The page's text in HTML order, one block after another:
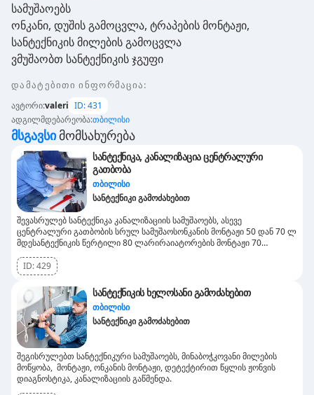
სამუშაოებს
ონკანი, დუშის გამოცვლა, ტრაპების მონტაჟი,
სანტექნიკის მილების გამოცვლა
ვმუშაობთ სანტექნიკის ჯგუფი
დამატებითი ინფორმაცია:
ავტორი:valeri ID:431
ადგილმდებარეობა:თბილისი
Მსგავსი Მომსახურება
სანტექნიკა, კანალიზაცია ცენტრალური
გათბობა
თბილისი
სანტექნიკი გამოძახებით
შევასრულებ სანტექნიკა კანალიზაციის სამუშაოებს, ასევე
ცენტრალური გათბობის სრულ სამუშაოსონკანის მონტაჟი 50 დან 70 ლ
მდესანტექნიკის წერტილი 80 ლარირაიატორების მონტაჟი 70
ლარი
ID:429
სანტექნიკის ხელოსანი გამოძახებით
თბილისი
სანტექნიკი გამოძახებით
შეგისრულებთ სანტექნიკური სამუშაოებს, მინაბოჭკოვანი მილების
მოწყობა, მონტაჟი, ონკანის მონტაჟი, დეტექტირით წყლის ჟონვის
დიაგნოსტიკა, კანალიზაციის გაწმენდა.